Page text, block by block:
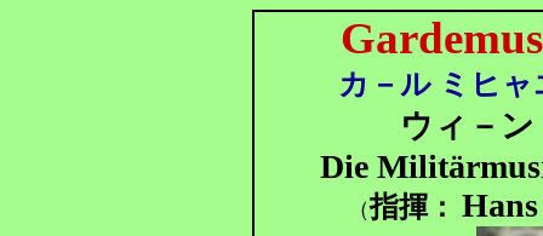
カ－ル ミヒ
ウィ－
Die
（指揮：